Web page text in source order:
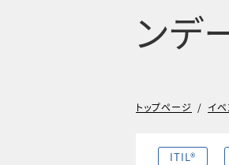
ンデ
トップページ / イベ
ITIL®